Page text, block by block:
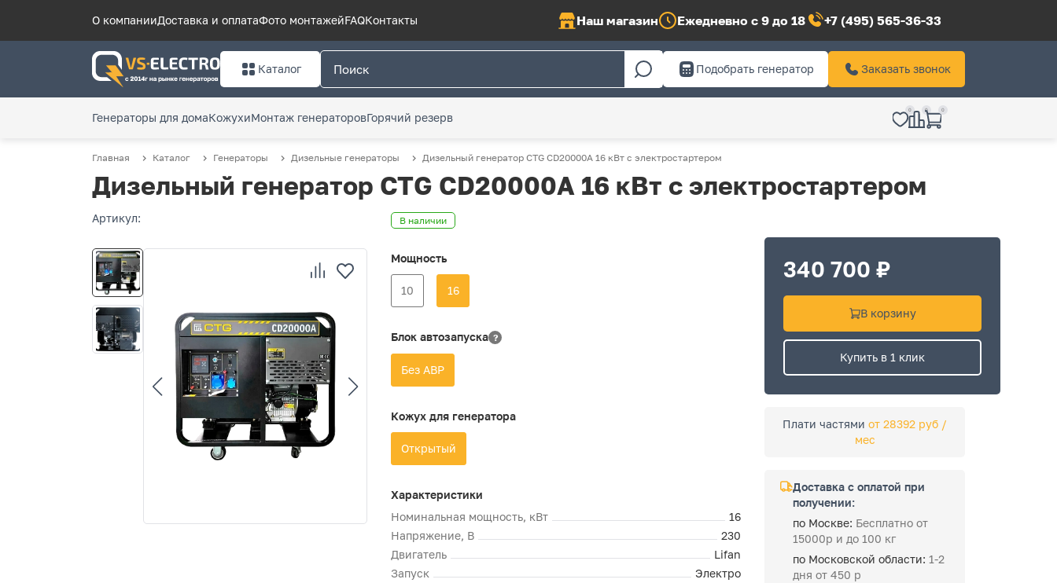
О компанииДоставка и оплатаФото монтажейFAQКонтакты Наш магазин Ежедневно с 9 до 18 +7 (495) 565-36-33
Каталог Подобрать генератор Заказать звонок
Генераторы для домаКожухиМонтаж генераторовГорячий резерв
0 0 0
Главная Каталог Генераторы Дизельные генераторы Дизельный генератор CTG CD20000A 16 кВт с электростартером
Дизельный генератор CTG CD20000A 16 кВт с электростартером
Артикул: В наличии
Мощность
10 16
Блок автозапуска ?
Без АВР
Кожух для генератора
Открытый
Характеристики
Номинальная мощность, кВт
16
Напряжение, В
230
Двигатель
Lifan
Запуск
Электро
340 700 ₽
В корзину
Купить в 1 клик
Плати частями от 28392 руб /
мес
Доставка с оплатой при
получении:
по Москве: Бесплатно от
15000р и до 100 кг
по Московской области: 1-2
дня от 450 р